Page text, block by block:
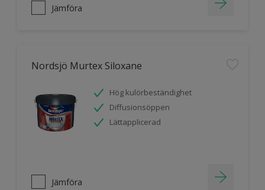
Jämföra
Nordsjö Murtex Siloxane
Hög kulörbeständighet
Diffusionsöppen
Lättapplicerad
Jämföra